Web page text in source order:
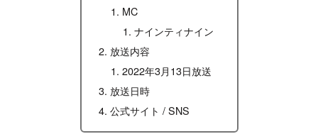
MC
ナインティナイン
放送内容
2022年3月13日放送
放送日時
公式サイト / SNS